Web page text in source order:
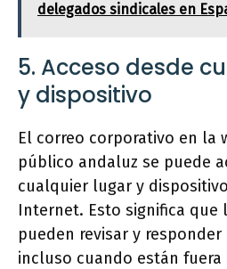
delegados sindicales en
5. Acceso desde
y dispositivo
El correo corporativo en la
público andaluz se puede
cualquier lugar y
Internet. Esto significa que
pueden revisar y
incluso cuando están